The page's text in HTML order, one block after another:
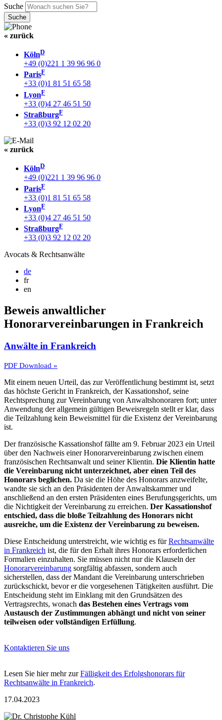
Suche
« zurück
KölnD
+49 (0)221 1 39 96 96 0
ParisF
+33 (0)1 81 51 65 58
LyonF
+33 (0)4 27 46 51 50
StraßburgF
+33 (0)3 92 12 02 20
« zurück
KölnD
+49 (0)221 1 39 96 96 0
ParisF
+33 (0)1 81 51 65 58
LyonF
+33 (0)4 27 46 51 50
StraßburgF
+33 (0)3 92 12 02 20
Avocats & Rechtsanwälte
de
fr
en
Beweis anwaltlicher
Honorarvereinbarungen in Frankreich
Anwälte in Frankreich
PDF Download »
Mit einem neuen Urteil, das zur Veröffentlichung bestimmt ist, setzt
das höchste Gericht in Frankreich, der Kassationshof, seine
Rechtsprechung zur Vereinbarung von Anwaltshonoraren fort; unter
Anwendung der allgemein gültigen Beweisregeln stellt er klar, dass
die Teilzahlung kein Beweismittel für die Existenz der Vereinbarung
ist.
Der französische Kassationshof fällte am 9. Februar 2023 ein Urteil
über den Nachweis einer Honorarvereinbarung zwischen einem
französischen Rechtsanwalt und seiner Klientin. Die Klientin hatte
die Vereinbarung nicht unterzeichnet, aber einen Teil des
Honorars beglichen. Da sie die Höhe des Honorars anzweifelte,
wandte sie sich an den Präsidenten der Anwaltskammer und
anschließend an den ersten Präsidenten eines Berufungsgerichts, um
die Nichtigkeit der Vereinbarung zu erreichen. Der Kassationshof
entschied, dass die bloße Teilzahlung des Honorars nicht
ausreiche, um die Existenz der Vereinbarung zu beweisen.
Diese Entscheidung unterstreicht, wie wichtig es fürRechtsanwälte
in Frankreich ist, die für den Erhalt ihres Honorars erforderlichen
Formalien einzuhalten. Sie müssen nicht nur die Klauseln der
Honorarvereinbarung sorgfältig abfassen, sondern auch
sicherstellen, dass der Mandant die Vereinbarung unterschrieben
zurückschickt, bevor er die vorgesehenen Tätigkeiten ausführt. Die
Entscheidung steht im Einklang mit den Grundsätzen des
Vertragsrechts, wonach das Bestehen eines Vertrags vom
Austausch der Zustimmungen abhängt und nicht von seiner
teilweisen oder vollständigen Erfüllung.
Kontaktieren Sie uns
Lesen Sie hier mehr zurFälligkeit des Erfolgshonorars für
Rechtsanwälte in Frankreich.
17.04.2023